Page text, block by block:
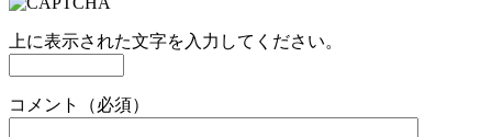
上に表示された文字を入力してください。
コメント（必須）